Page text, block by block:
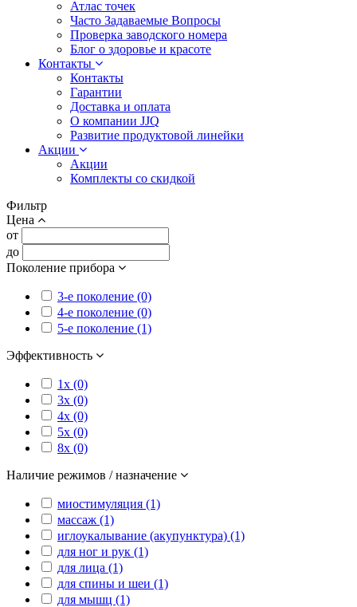
Атлас точек
Часто Задаваемые Вопросы
Проверка заводского номера
Блог о здоровье и красоте
Контакты
Контакты
Гарантии
Доставка и оплата
О компании JJQ
Развитие продуктовой линейки
Акции
Акции
Комплекты со скидкой
Фильтр
Цена
от
до
Поколение прибора
3-е поколение (0)
4-е поколение (0)
5-е поколение (1)
Эффективность
1x (0)
3x (0)
4x (0)
5x (0)
8x (0)
Наличие режимов / назначение
миостимуляция (1)
массаж (1)
иглоукалывание (акупунктура) (1)
для ног и рук (1)
для лица (1)
для спины и шеи (1)
для мышц (1)